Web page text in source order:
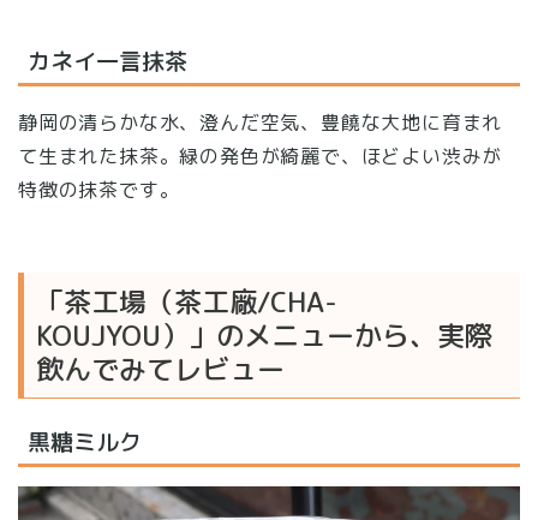
カネイ一言抹茶
静岡の清らかな水、澄んだ空気、豊饒な大地に育まれ
て生まれた抹茶。緑の発色が綺麗で、ほどよい渋みが
特徴の抹茶です。
「茶工場（茶工廠/CHA-
KOUJYOU）」のメニューから、実際
飲んでみてレビュー
黒糖ミルク